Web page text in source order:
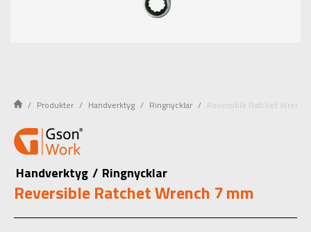
Produkter Handverktyg Ringnycklar Reversible Ratchet
Handverktyg / Ringnycklar
Reversible Ratchet Wrench 7 mm